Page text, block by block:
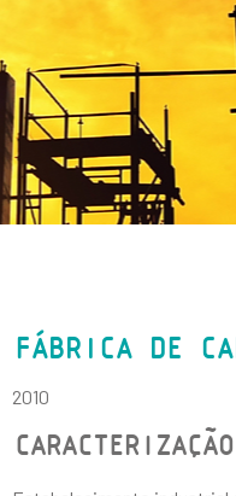
FÁBRICA DE
2010
CARACTERIZAÇÃO